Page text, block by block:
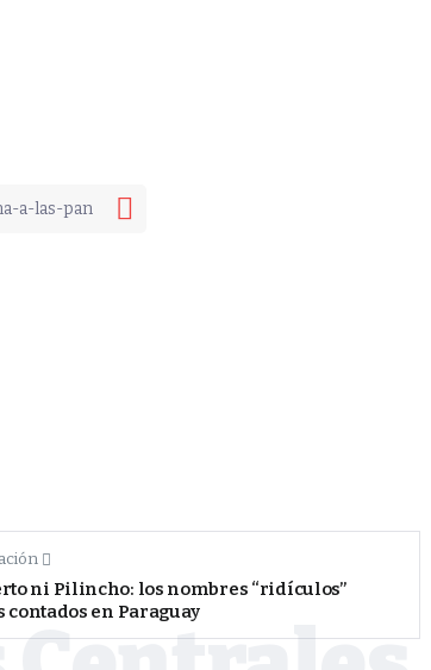
ni Pilincho: los nombres “ridículos”
en Paraguay